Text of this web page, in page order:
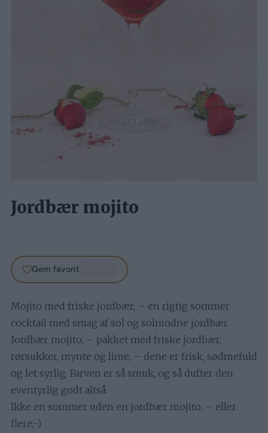
Jordbær mojito
Gem favorit
Mojito med friske jordbær, – en rigtig sommer
cocktail med smag af sol og solmodne jordbær.
Jordbær mojito, – pakket med friske jordbær,
rørsukker, mynte og lime, – dene er frisk, sødmefuld
og let syrlig. Farven er så smuk, og så dufter den
eventyrlig godt altså.
Ikke en sommer uden en jordbær mojito, – eller
flere;-)